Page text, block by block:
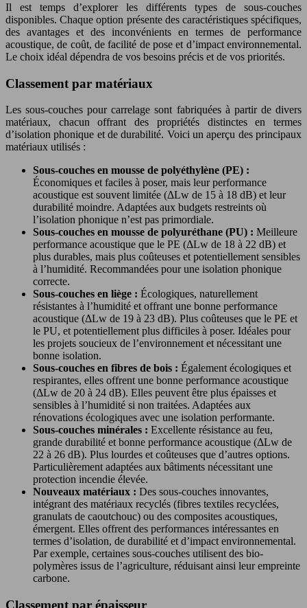
Il est temps d’explorer les différents types de sous-couches
disponibles. Chaque option présente des caractéristiques spécifiques,
des avantages et des inconvénients en termes de performance
acoustique, de coût, de facilité de pose et d’impact environnemental.
Le choix idéal dépendra de vos besoins précis et de vos priorités.
Classement par matériaux
Les sous-couches pour carrelage sont fabriquées à partir de divers
matériaux, chacun offrant des propriétés distinctes en termes
d’isolation phonique et de durabilité. Voici un aperçu des principaux
matériaux utilisés :
Sous-couches en mousse de polyéthylène (PE) :
Économiques et faciles à poser, mais leur performance
acoustique est souvent limitée (ΔLw de 15 à 18 dB) et leur
durabilité moindre. Adaptées aux budgets restreints où
l’isolation phonique n’est pas primordiale.
Sous-couches en mousse de polyuréthane (PU) : Meilleure
performance acoustique que le PE (ΔLw de 18 à 22 dB) et
plus durables, mais plus coûteuses et potentiellement sensibles
à l’humidité. Recommandées pour une isolation phonique
correcte.
Sous-couches en liège : Écologiques, naturellement
résistantes à l’humidité et offrant une bonne performance
acoustique (ΔLw de 19 à 23 dB). Plus coûteuses que le PE et
le PU, et potentiellement plus difficiles à poser. Idéales pour
les projets soucieux de l’environnement et nécessitant une
bonne isolation.
Sous-couches en fibres de bois : Également écologiques et
respirantes, elles offrent une bonne performance acoustique
(ΔLw de 20 à 24 dB). Elles peuvent être plus épaisses et
sensibles à l’humidité si non traitées. Adaptées aux
rénovations écologiques avec une isolation performante.
Sous-couches minérales : Excellente résistance au feu,
grande durabilité et bonne performance acoustique (ΔLw de
22 à 26 dB). Plus lourdes et coûteuses que d’autres options.
Particulièrement adaptées aux bâtiments nécessitant une
protection incendie élevée.
Nouveaux matériaux : Des sous-couches innovantes,
intégrant des matériaux recyclés (fibres textiles recyclées,
granulats de caoutchouc) ou des composites acoustiques,
émergent. Elles offrent des performances intéressantes en
termes d’isolation, de durabilité et d’impact environnemental.
Par exemple, certaines sous-couches utilisent des bio-
polymères issus de l’agriculture, réduisant ainsi leur empreinte
carbone.
Classement par épaisseur